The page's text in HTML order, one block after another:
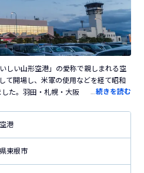
しい山形空港」の愛称で親しまれる空
て開場し、米軍の使用などを経て昭和
た。羽田・札幌・大阪・小牧（名古
のピーク時よりも利用者数は減少した
の人が利用する空港です。空港内には
特産品のほかにもお菓子、グッズなど
すぐ近くには「JR神町駅」があり、山
王・鶴岡市など主要観光地を結ぶシャ
…続きを読む
港
東根市